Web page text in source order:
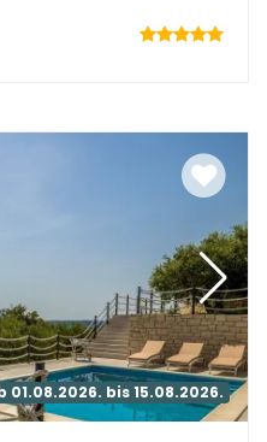
01.08.2026. bis 15.08.2026.